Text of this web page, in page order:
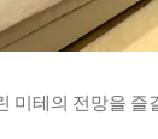
미테의 전망을 즐